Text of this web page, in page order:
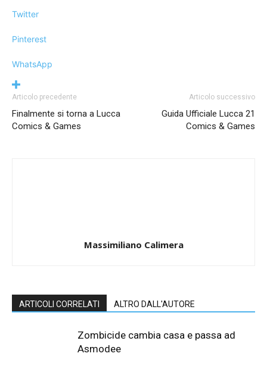
Twitter
Pinterest
WhatsApp
Articolo precedente
Finalmente si torna a Lucca
Comics & Games
Articolo successivo
Guida Ufficiale Lucca 21
Comics & Games
Massimiliano Calimera
ARTICOLI CORRELATI ALTRO DALL'AUTORE
Zombicide cambia casa e passa ad
Asmodee